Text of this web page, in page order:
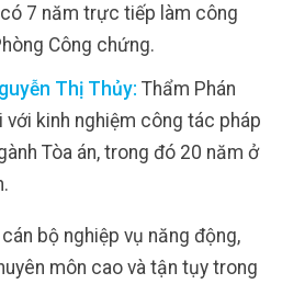
7 năm trực tiếp làm công
Công chứng.
Thị Thủy: Thẩm Phán
với kinh nghiệm công tác pháp
Tòa án, trong đó 20 năm ở
bộ nghiệp vụ năng động,
môn cao và tận tụy trong